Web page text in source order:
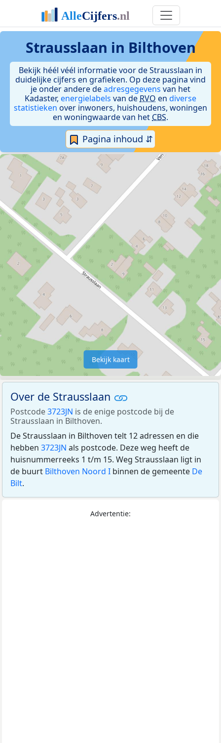
Strausslaan in Bilthoven
Bekijk héél véél informatie voor de Strausslaan in
duidelijke cijfers en grafieken. Op deze pagina vind
je onder andere deadresgegevens van het
Kadaster, energielabels van de RVO en diverse
statistieken over inwoners, huishoudens, woningen
en woningwaarde van het CBS.
Pagina inhoud ⇵
Bekijk kaart
Over de Strausslaan
Postcode3723JN is de enige postcode bij de
Strausslaan in Bilthoven.
De Strausslaan in Bilthoven telt 12 adressen en die
hebben 3723JN als postcode. Deze weg heeft de
huisnummerreeks 1 t/m 15. Weg Strausslaan ligt in
de buurt Bilthoven Noord I binnen de gemeente De
Bilt.
Advertentie: